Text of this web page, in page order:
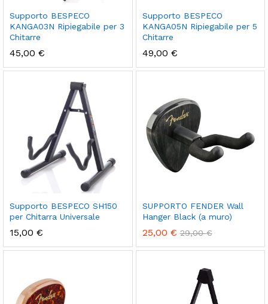
Supporto BESPECO
KANGA03N Ripiegabile per 3
Chitarre
45,00 €
Supporto BESPECO
KANGA05N Ripiegabile per 5
Chitarre
49,00 €
Supporto BESPECO SH150
per Chitarra Universale
15,00 €
SUPPORTO FENDER Wall
Hanger Black (a muro)
25,00 € 29,00€